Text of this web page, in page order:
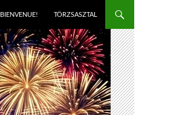
BIENVENUE! TÖRZSASZTAL